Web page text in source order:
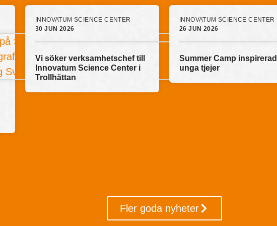
INNOVATUM SCIENCE CENTER
30 JUN 2026
Vi söker verksamhetschef till
Innovatum Science Center i
Trollhättan
INNOVATUM SCIENCE CENTER
26 JUN 2026
Summer Camp
unga tjejer
Fler goda nyheter